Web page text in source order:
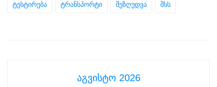
ტესტირება ტრანსპორტი შეზღუდვა შსს
აგვისტო 2026